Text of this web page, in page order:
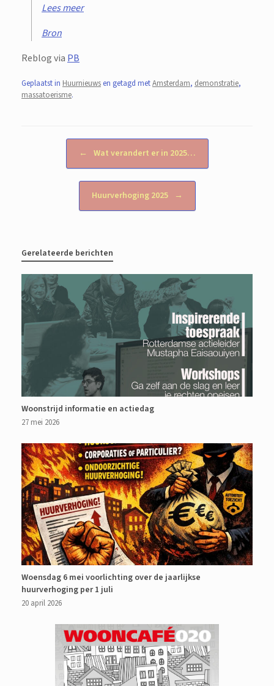
Lees meer
Bron
Reblog via PB
Geplaatst in Huurnieuws en getagd metAmsterdam, demonstratie,
massatoerisme.
← Wat verandert er in 2025…
Huurverhoging 2025 →
Gerelateerde berichten
Woonstrijd informatie en actiedag
27 mei 2026
Woensdag 6 mei voorlichting over de jaarlijkse
huurverhoging per 1 juli
20 april 2026